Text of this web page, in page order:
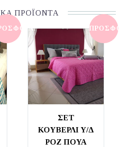
ΠΡΟΪΌΝΤΑ
ΣΕΤ
ΚΟΥΒΕΡΛΙ Υ/Δ
ΡΟΖ ΠΟΥΑ